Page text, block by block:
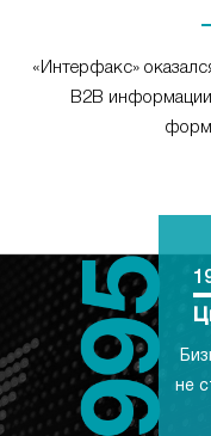
«Интерфакс»
B2B
не